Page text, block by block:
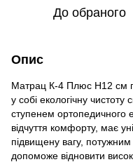
До обраного
Опис
Матрац К-4 Плюс H12 см
у собі екологічну
ступенем ортопедичного
відчуття комфорту, має
підвищену вагу,
допоможе відновити